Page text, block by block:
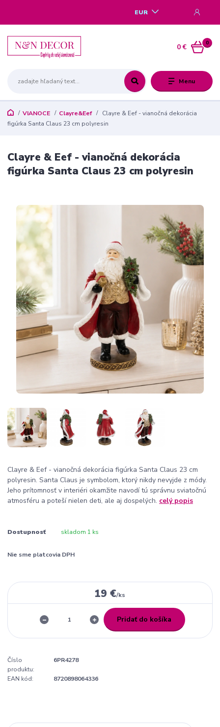
Menu
EUR
0
0 €
VIANOCE Clayre&Eef
Clayre & Eef - vianočná dekorácia
figúrka Santa Claus 23 cm polyresin
Clayre & Eef - vianočná dekorácia
figúrka Santa Claus 23 cm polyresin
Clayre & Eef - vianočná dekorácia figúrka Santa Claus 23 cm
polyresin. Santa Claus je symbolom, ktorý nikdy nevyjde z módy.
Jeho prítomnosť v interiéri okamžite navodí tú správnu sviatočnú
atmosféru a poteší nielen deti, ale aj dospelých. celý popis
Dostupnosť skladom 1 ks
Nie sme platcovia DPH
19 €/ks
Pridať do košíka
Číslo
produktu:
6PR4278
EAN kód: 8720898064336